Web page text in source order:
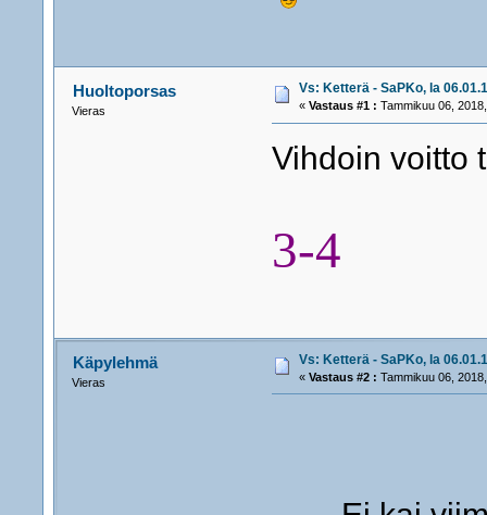
Huoltoporsas
Vieras
Vs: Ketterä - SaPKo, la
«Vastaus #1 : Tammikuu 06,
Vihdoin voitto
3-4
Käpylehmä
Vieras
Vs: Ketterä - SaPKo, la
«Vastaus #2 : Tammikuu 06,